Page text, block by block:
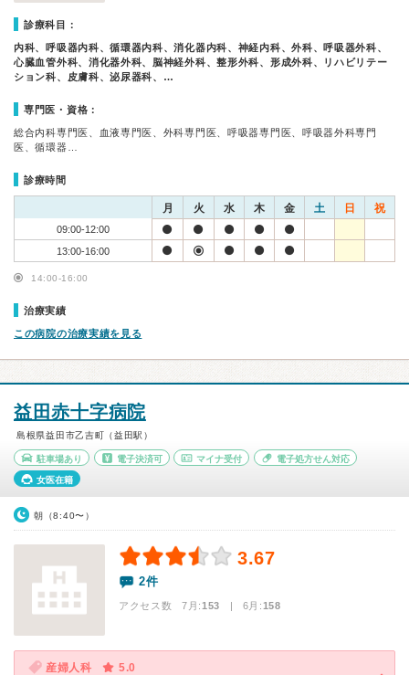
診療科目：
内科、呼吸器内科、循環器内科、消化器内科、神経内科、外科、呼吸器外科、
心臓血管外科、消化器外科、脳神経外科、整形外科、形成外科、リハビリテー
ション科、皮膚科、泌尿器科、…
専門医・資格：
総合内科専門医、血液専門医、外科専門医、呼吸器専門医、呼吸器外科専門
医、循環器…
診療時間
月 火 水 木 金 土 日 祝
09:00-12:00
13:00-16:00
14:00-16:00
治療実績
この病院の治療実績を見る
益田赤十字病院
島根県益田市乙吉町（益田駅）
駐車場あり 電子決済可 マイナ受付 電子処方せん対応
女医在籍
朝（8:40〜）
3.67
2件
アクセス数 7月:153 | 6月:158
産婦人科
5.0